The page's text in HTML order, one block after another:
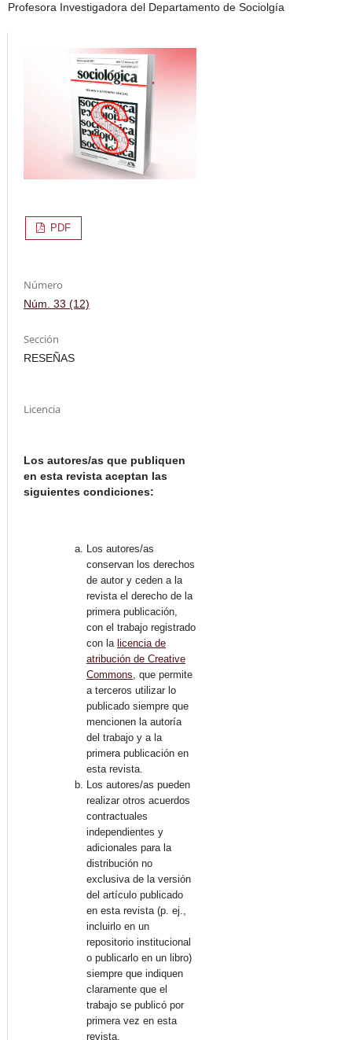
Profesora Investigadora del Departamento de Sociolgía
PDF
Número
Núm. 33 (12)
Sección
RESEÑAS
Licencia
Los autores/as que publiquen
en esta revista aceptan las
siguientes condiciones:
Los autores/as
conservan los derechos
de autor y ceden a la
revista el derecho de la
primera publicación,
con el trabajo registrado
con la licencia de
atribución de Creative
Commons , que permite
a terceros utilizar lo
publicado siempre que
mencionen la autoría
del trabajo y a la
primera publicación en
esta revista.
Los autores/as pueden
realizar otros acuerdos
contractuales
independientes y
adicionales para la
distribución no
exclusiva de la versión
del artículo publicado
en esta revista (p. ej.,
incluirlo en un
repositorio institucional
o publicarlo en un libro)
siempre que indiquen
claramente que el
trabajo se publicó por
primera vez en esta
revista.